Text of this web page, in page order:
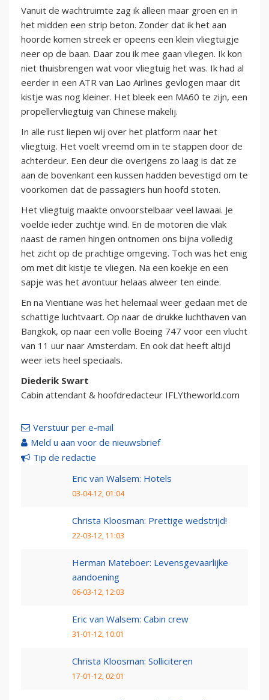
Vanuit de wachtruimte zag ik alleen maar groen en in
het midden een strip beton. Zonder dat ik het aan
hoorde komen streek er opeens een klein vliegtuigje
neer op de baan. Daar zou ik mee gaan vliegen. Ik kon
niet thuisbrengen wat voor vliegtuig het was. Ik had al
eerder in een ATR van Lao Airlines gevlogen maar dit
kistje was nog kleiner. Het bleek een MA60 te zijn, een
propellervliegtuig van Chinese makelij.
In alle rust liepen wij over het platform naar het
vliegtuig. Het voelt vreemd om in te stappen door de
achterdeur. Een deur die overigens zo laag is dat ze
aan de bovenkant een kussen hadden bevestigd om te
voorkomen dat de passagiers hun hoofd stoten.
Het vliegtuig maakte onvoorstelbaar veel lawaai. Je
voelde ieder zuchtje wind. En de motoren die vlak
naast de ramen hingen ontnomen ons bijna volledig
het zicht op de prachtige omgeving. Toch was het enig
om met dit kistje te vliegen. Na een koekje en een
sapje was het avontuur helaas alweer ten einde.
En na Vientiane was het helemaal weer gedaan met de
schattige luchtvaart. Op naar de drukke luchthaven van
Bangkok, op naar een volle Boeing 747 voor een vlucht
van 11 uur naar Amsterdam. En ook dat heeft altijd
weer iets heel speciaals.
Diederik Swart
Cabin attendant & hoofdredacteur IFLYtheworld.com
Verstuur per e-mail
Meld u aan voor de nieuwsbrief
Tip de redactie
Eric van Walsem: Hotels
03-04-12, 01:04
Christa Kloosman: Prettige wedstrijd!
22-03-12, 11:03
Herman Mateboer: Levensgevaarlijke
aandoening
06-03-12, 12:03
Eric van Walsem: Cabin crew
31-01-12, 10:01
Christa Kloosman: Solliciteren
17-01-12, 02:01